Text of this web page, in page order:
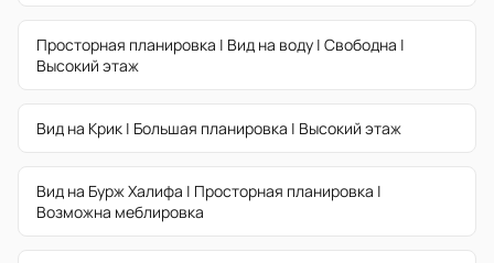
Просторная планировка | Вид на воду | Свободна |
Высокий этаж
Вид на Крик | Большая планировка | Высокий этаж
Вид на Бурж Халифа | Просторная планировка |
Возможна меблировка